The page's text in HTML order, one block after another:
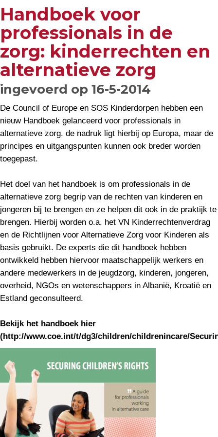
Handboek voor
professionals in de
zorg: kinderrechten en
alternatieve zorg
ingevoerd op 16-5-2014
De Council of Europe en SOS Kinderdorpen hebben een
nieuw Handboek gelanceerd voor professionals in
alternatieve zorg. de nadruk ligt hierbij op Europa, maar de
principes en uitgangspunten kunnen ook breder worden
toegepast.
Het doel van het handboek is om professionals in de
alternatieve zorg begrip van de rechten van kinderen en
jongeren bij te brengen en ze helpen dit ook in de praktijk te
brengen. Hierbij worden o.a. het VN Kinderrechtenverdrag
en de Richtlijnen voor Alternatieve Zorg voor Kinderen als
basis gebruikt. De experts die dit handboek hebben
ontwikkeld hebben hiervoor maatschappelijk werkers en
andere medewerkers in de jeugdzorg, kinderen, jongeren,
overheid, NGOs en wetenschappers in Albanië, Kroatië en
Estland geconsulteerd.
Bekijk het handboek hier
(http://www.coe.int/t/dg3/children/childrenincare/